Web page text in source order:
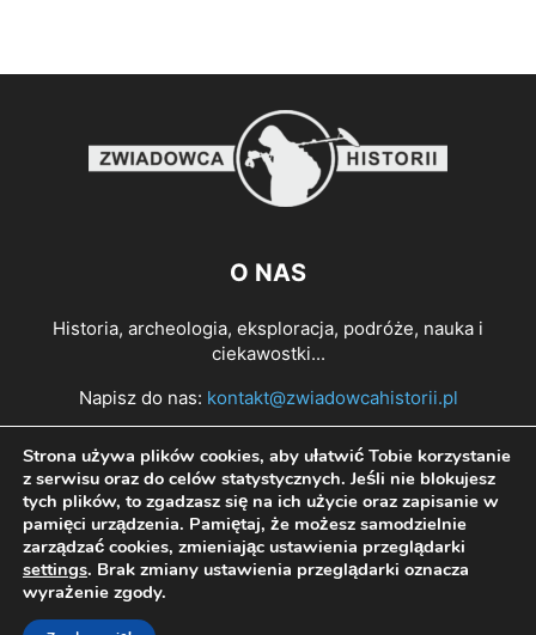
O NAS
Historia, archeologia, eksploracja, podróże, nauka i
ciekawostki...
Napisz do nas: kontakt@zwiadowcahistorii.pl
PODĄŻAJ ZA NAMI
Strona używa plików cookies, aby ułatwić Tobie korzystanie
z serwisu oraz do celów statystycznych. Jeśli nie blokujesz
tych plików, to zgadzasz się na ich użycie oraz zapisanie w
pamięci urządzenia. Pamiętaj, że możesz samodzielnie
zarządzać cookies, zmieniając ustawienia przeglądarki
settings. Brak zmiany ustawienia przeglądarki oznacza
wyrażenie zgody.